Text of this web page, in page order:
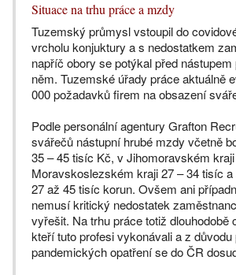
Situace na trhu práce a mzdy
Tuzemský průmysl vstoupil do
vrcholu konjuktury a s nedostatkem
napříč obory se potýkal před nástupem
něm. Tuzemské úřady práce aktuálně
000 požadavků firem na obsazení
Podle personální agentury Grafton
svářečů nástupní hrubé mzdy včetně
35 – 45 tisíc Kč, v Jihomoravském
Moravskoslezském kraji 27 – 34 tisíc
27 až 45 tisíc korun. Ovšem ani
nemusí kritický nedostatek
vyřešit. Na trhu práce totiž dlouhodobě
kteří tuto profesi vykonávali a z důvodu
pandemických opatření se do ČR